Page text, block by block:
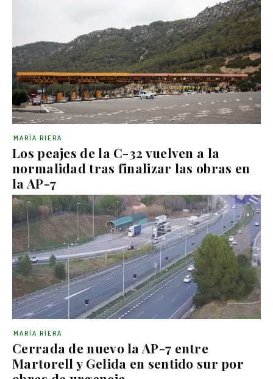
Los peajes de la C-32 vuelven a la
normalidad tras finalizar las obras en
la AP-7
MARÍA RIERA
Cerrada de nuevo la AP-7 entre
Martorell y Gelida en sentido sur por
MARÍA RIERA